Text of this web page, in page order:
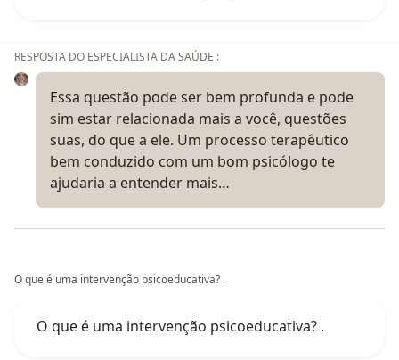
RESPOSTA DO ESPECIALISTA DA SAÚDE :
Essa questão pode ser bem profunda e pode
sim estar relacionada mais a você, questões
suas, do que a ele. Um processo terapêutico
bem conduzido com um bom psicólogo te
ajudaria a entender mais…
O que é uma intervenção psicoeducativa? .
O que é uma intervenção psicoeducativa? .